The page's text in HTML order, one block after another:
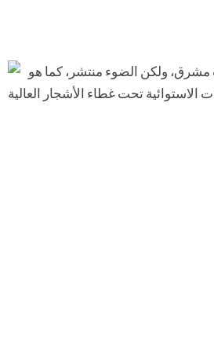
مشرق، ولكن الضوء منتشر، كما هو